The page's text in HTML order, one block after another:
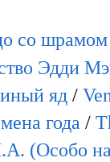
со шрамом
Эдди
яд /
года /
(Особо